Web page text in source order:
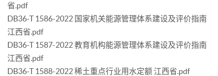
省.pdf
DB36-T 1586-2022 国家机关能源管理体系建设及评价指南
江西省.pdf
DB36-T 1587-2022 教育机构能源管理体系建设及评价指南
江西省.pdf
DB36-T 1588-2022 稀土重点行业用水定额 江西省.pdf